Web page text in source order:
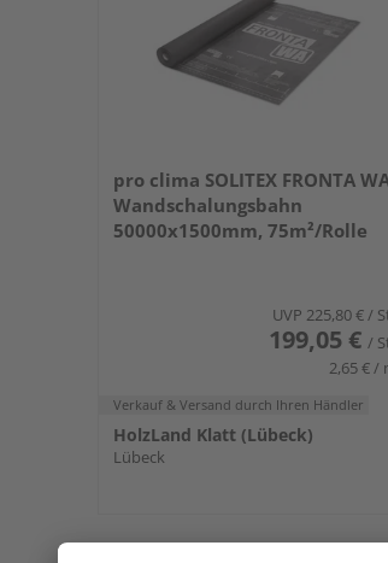
pro clima SOLITEX FRONTA
Wandschalungsbahn
50000x1500mm, 75m²/Rolle
UVP 225,80 €/
199,05 € /
2,65 € /
Verkauf & Versand durch Ihren Händler
HolzLand Klatt (Lübeck)
Lübeck